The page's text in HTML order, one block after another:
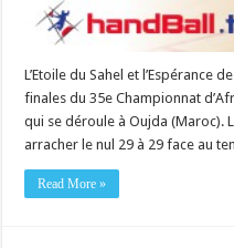
L’Etoile du Sahel et l’Espérance
finales du 35e Championnat
qui se déroule à Oujda (Maroc).
arracher le nul 29 à 29 face au
Read More »